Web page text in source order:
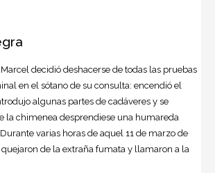
decidió deshacerse de todas las pruebas
en el sótano de su consulta: encendió el
algunas partes de cadáveres y se
la chimenea desprendiese una humareda
varias horas de aquel 11 de marzo de
quejaron de la extraña fumata y llamaron a la